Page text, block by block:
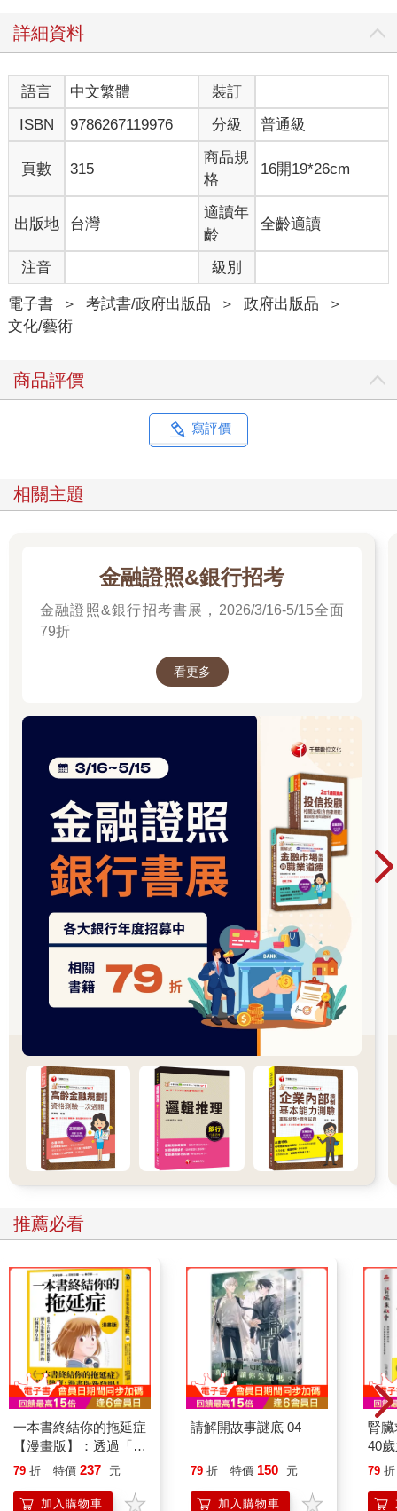
詳細資料
語言 中文繁體
裝訂
ISBN
9786267119976 分級 普通級
頁數 315
商品規
格
16開19*26cm
出版地 台灣
適讀年
齡
全齡適讀
注音 級別
電子書 ＞ 考試書/政府出版品 ＞ 政府出版品
＞
文化/藝術
商品評價
寫評價
相關主題
金融證照&銀行招考
金融證照&銀行招考書展，2026/3/16-5/15全面
79折
看更多
推薦必看
一本書終結你的拖延症
【漫畫版】：透過「小
行動」打開大腦的行動
「行動派」的37個科
79 折 特價 237 元
加入購物車
請解開故事謎底 04
79 折 特價 150 元
加入購物車
腎
40
就
79 折